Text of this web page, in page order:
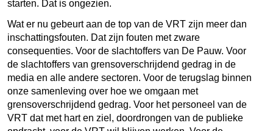
starten. Dat is ongezien.
Wat er nu gebeurt aan de top van de VRT zijn meer dan
inschattingsfouten. Dat zijn fouten met zware
consequenties. Voor de slachtoffers van De Pauw. Voor
de slachtoffers van grensoverschrijdend gedrag in de
media en alle andere sectoren. Voor de terugslag binnen
onze samenleving over hoe we omgaan met
grensoverschrijdend gedrag. Voor het personeel van de
VRT dat met hart en ziel, doordrongen van de publieke